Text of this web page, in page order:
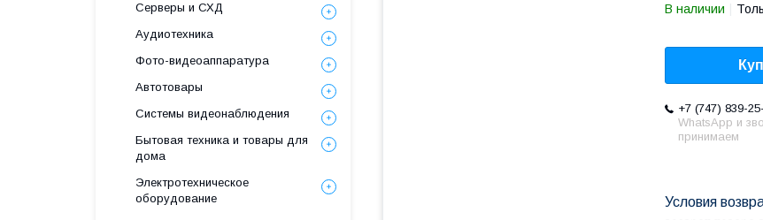
В наличии
+7 (747) 839-
WhatsApp и
принимаем
Серверы и СХД
Аудиотехника
Фото-видеоаппаратура
Автотовары
Системы видеонаблюдения
Бытовая техника и товары для
дома
Электротехническое
оборудование